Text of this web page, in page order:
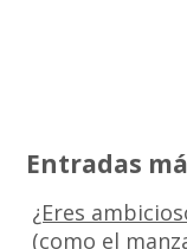
Entradas
¿Eres
(como el